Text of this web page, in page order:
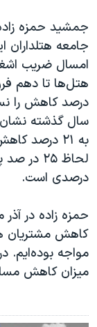
جمشید حمزه
جامعه هتلداران
امسال ضریب
درصد کاهش را
سال گذشته نشان
درصدی است.
کاهش مشتریان
میزان کاهش